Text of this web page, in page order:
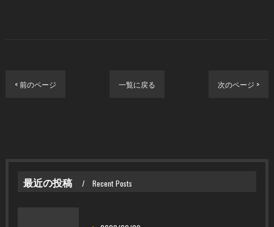
< 前のページ 一覧に戻る 次のページ >
最近の投稿 Recent Posts